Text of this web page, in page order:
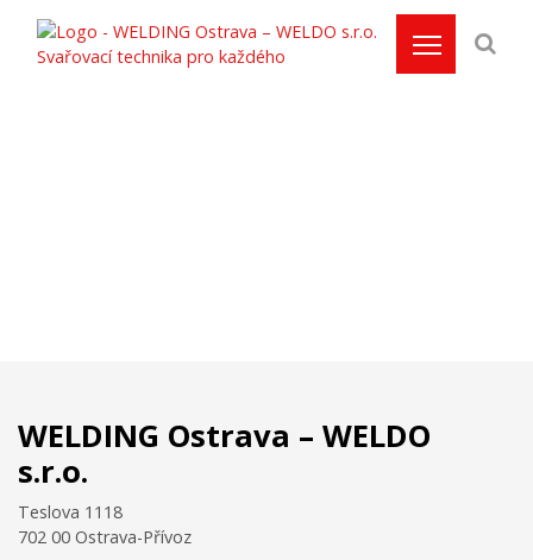
WELDING Ostrava – WELDO
s.r.o.
Teslova 1118
702 00 Ostrava-Přívoz